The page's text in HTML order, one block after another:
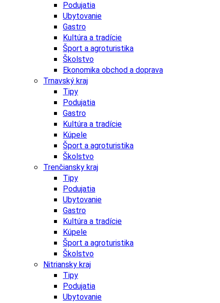
Podujatia
Ubytovanie
Gastro
Kultúra a tradície
Šport a agroturistika
Školstvo
Ekonomika obchod a doprava
Trnavský kraj
Tipy
Podujatia
Gastro
Kultúra a tradície
Kúpele
Šport a agroturistika
Školstvo
Trenčiansky kraj
Tipy
Podujatia
Ubytovanie
Gastro
Kultúra a tradície
Kúpele
Šport a agroturistika
Školstvo
Nitriansky kraj
Tipy
Podujatia
Ubytovanie